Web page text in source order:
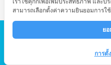
© Copyright -
รับสมัคร
สามารถเลือกตั้งค่าความยินยอมการ
ย
การตั้